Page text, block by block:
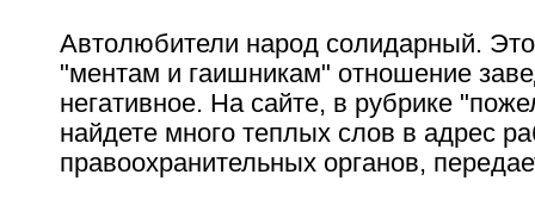
Автолюбители народ солидарный. Это
"ментам и гаишникам" отношение
негативное. На сайте, в рубрике
найдете много теплых слов в адрес
правоохранительных органов,